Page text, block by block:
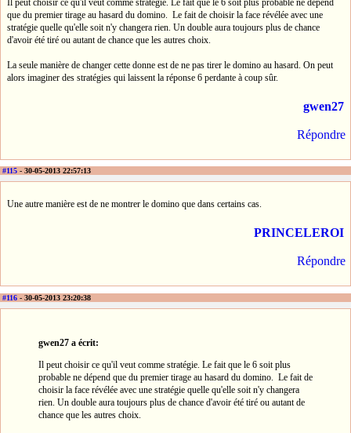
Il peut choisir ce qu'il veut comme stratégie. Le fait que le 6 soit plus probable ne dépend
que du premier tirage au hasard du domino. Le fait de choisir la face révélée avec une
stratégie quelle qu'elle soit n'y changera rien. Un double aura toujours plus de chance
d'avoir été tiré ou autant de chance que les autres choix.
La seule manière de changer cette donne est de ne pas tirer le domino au hasard. On peut
alors imaginer des stratégies qui laissent la réponse 6 perdante à coup sûr.
gwen27
Répondre
#115 - 30-05-2013 22:57:13
Une autre manière est de ne montrer le domino que dans certains cas.
PRINCELEROI
Répondre
#116 - 30-05-2013 23:20:38
gwen27 a écrit:
Il peut choisir ce qu'il veut comme stratégie. Le fait que le 6 soit plus
probable ne dépend que du premier tirage au hasard du domino. Le fait de
choisir la face révélée avec une stratégie quelle qu'elle soit n'y changera
rien. Un double aura toujours plus de chance d'avoir été tiré ou autant de
chance que les autres choix.